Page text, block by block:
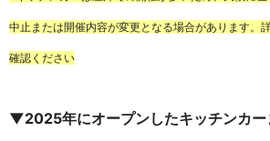
中止または開催内容が変更となる場合があります。
確認ください
▼2025年にオープンしたキッチンカー